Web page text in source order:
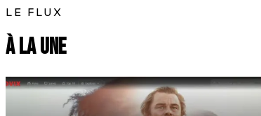
LE FLUX
À la une